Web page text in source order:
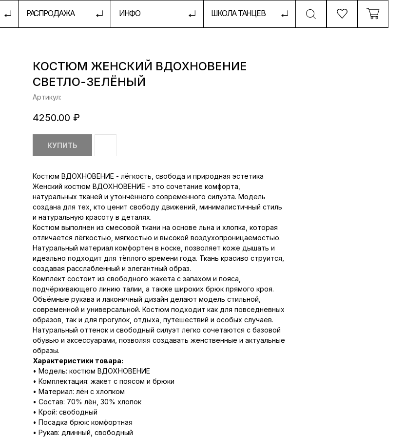
ИНФО
РАСПРОДАЖА ШКОЛА ТАНЦЕВ
КОСТЮМ ЖЕНСКИЙ ВДОХНОВЕНИЕ
СВЕТЛО-ЗЕЛЁНЫЙ
Артикул:
4250.00 ₽
КУПИТЬ
Костюм ВДОХНОВЕНИЕ - лёгкость, свобода и природная эстетика
Женский костюм ВДОХНОВЕНИЕ - это сочетание комфорта,
натуральных тканей и утончённого современного силуэта. Модель
создана для тех, кто ценит свободу движений, минималистичный стиль
и натуральную красоту в деталях.
Костюм выполнен из смесовой ткани на основе льна и хлопка, которая
отличается лёгкостью, мягкостью и высокой воздухопроницаемостью.
Натуральный материал комфортен в носке, позволяет коже дышать и
идеально подходит для тёплого времени года. Ткань красиво струится,
создавая расслабленный и элегантный образ.
Комплект состоит из свободного жакета с запахом и пояса,
подчёркивающего линию талии, а также широких брюк прямого кроя.
Объёмные рукава и лаконичный дизайн делают модель стильной,
современной и универсальной. Костюм подходит как для повседневных
образов, так и для прогулок, отдыха, путешествий и особых случаев.
Натуральный оттенок и свободный силуэт легко сочетаются с базовой
обувью и аксессуарами, позволяя создавать женственные и актуальные
образы.
Характеристики товара:
• Модель: костюм ВДОХНОВЕНИЕ
• Комплектация: жакет с поясом и брюки
• Материал: лён с хлопком
• Состав: 70% лён, 30% хлопок
• Крой: свободный
• Посадка брюк: комфортная
• Рукав: длинный, свободный